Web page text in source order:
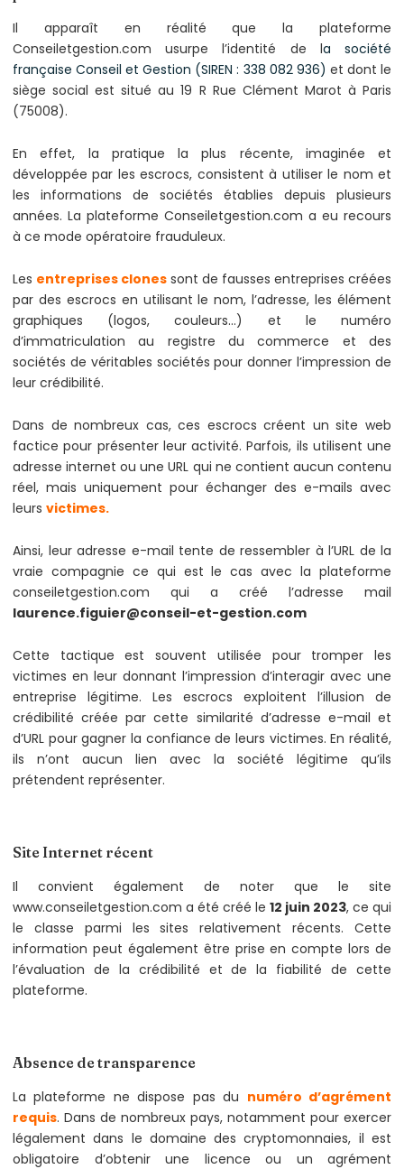
Il apparaît en réalité que la plateforme
Conseiletgestion.com usurpe l’identité de la société
française Conseil et Gestion (SIREN : 338 082 936) et dont le
siège social est situé au 19 R Rue Clément Marot à Paris
(75008).
En effet, la pratique la plus récente, imaginée et
développée par les escrocs, consistent à utiliser le nom et
les informations de sociétés établies depuis plusieurs
années. La plateforme Conseiletgestion.com a eu recours
à ce mode opératoire frauduleux.
Les entreprises clones sont de fausses entreprises créées
par des escrocs en utilisant le nom, l’adresse, les élément
graphiques (logos, couleurs…) et le numéro
d’immatriculation au registre du commerce et des
sociétés de véritables sociétés pour donner l’impression de
leur crédibilité.
Dans de nombreux cas, ces escrocs créent un site web
factice pour présenter leur activité. Parfois, ils utilisent une
adresse internet ou une URL qui ne contient aucun contenu
réel, mais uniquement pour échanger des e-mails avec
leurs victimes.
Ainsi, leur adresse e-mail tente de ressembler à l’URL de la
vraie compagnie ce qui est le cas avec la plateforme
conseiletgestion.com qui a créé l’adresse mail
laurence.figuier@conseil-et-gestion.com
Cette tactique est souvent utilisée pour tromper les
victimes en leur donnant l’impression d’interagir avec une
entreprise légitime. Les escrocs exploitent l’illusion de
crédibilité créée par cette similarité d’adresse e-mail et
d’URL pour gagner la confiance de leurs victimes. En réalité,
ils n’ont aucun lien avec la société légitime qu’ils
prétendent représenter.
Site Internet récent
Il convient également de noter que le site
www.conseiletgestion.com a été créé le 12 juin 2023, ce qui
le classe parmi les sites relativement récents. Cette
information peut également être prise en compte lors de
l’évaluation de la crédibilité et de la fiabilité de cette
plateforme.
Absence de transparence
La plateforme ne dispose pas du numéro d’agrément
requis. Dans de nombreux pays, notamment pour exercer
légalement dans le domaine des cryptomonnaies, il est
obligatoire d’obtenir une licence ou un agrément